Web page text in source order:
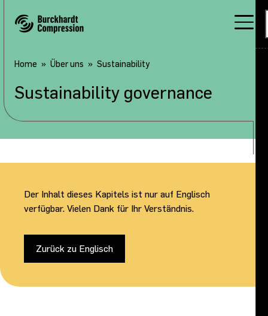
Home Über uns Sustainability
Sustainability governance
Der Inhalt dieses Kapitels ist nur auf Englisch
verfügbar. Vielen Dank für Ihr Verständnis.
Zurück zu Englisch